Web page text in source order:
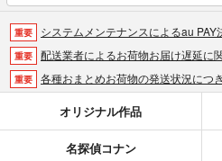
重要 システムメンテナンスによるau PAY決
重要 配送業者によるお荷物お届け遅延に
重要 各種おまとめお荷物の発送状況につ
おまとめサイクル「定期便(月2)」一般会員様
オリジナル作品
名探偵コナン